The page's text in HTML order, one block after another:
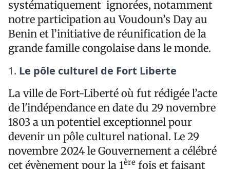
systématiquement ignorées, notamment
notre participation au Voudoun’s Day au
Benin et l’initiative de réunification de la
grande famille congolaise dans le monde.
Le pôle culturel de Fort Liberte
La ville de Fort-Liberté où fut rédigée l’acte
de l'indépendance en date du 29 novembre
1803 a un potentiel exceptionnel pour
devenir un pôle culturel national. Le 29
novembre 2024 le Gouvernement a célébré
cet évènement pour la 1ère fois et faisant